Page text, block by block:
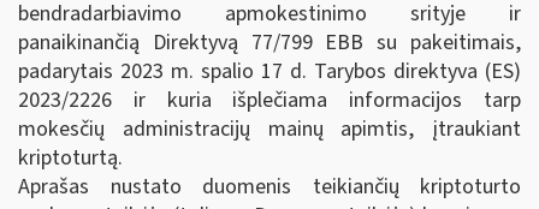
bendradarbiavimo apmokestinimo srityje ir
panaikinančią Direktyvą 77/799 EBB su pakeitimais,
padarytais 2023 m. spalio 17 d. Tarybos direktyva (ES)
2023/2226 ir kuria išplečiama informacijos tarp
mokesčių administracijų mainų apimtis, įtraukiant
kriptoturtą.
Aprašas nustato duomenis teikiančių kriptoturto